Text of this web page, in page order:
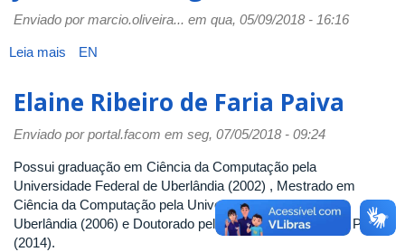
Enviado pormarcio.oliveira... em qua, 05/09/2018 - 16:16
Leia mais sobre
Rodrigo
de
EN
Elaine Ribeiro de Faria Paiva
Enviado porportal.facom em seg, 07/05/2018 - 09:24
Possui graduação em Ciência da Computação pela
Universidade Federal de Uberlândia (2002) , Mestrado em
Ciência da Computação pela Universidade Federal de
Uberlândia (2006) e Doutorado pela Universidade de São Paulo
(2014).